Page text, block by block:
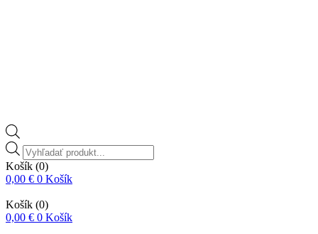
Vyhľadávanie
produktov
Košík (0)
0,00 € 0 Košík
Košík (0)
0,00 € 0 Košík